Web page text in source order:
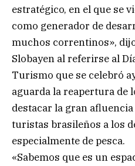
estratégico, en el que se
como generador de
muchos correntinos»,
Slobayen al referirse al
Turismo que se celebró
aguarda la reapertura de
destacar la gran
turistas brasileños a los
especialmente de pesca.
«Sabemos que es un